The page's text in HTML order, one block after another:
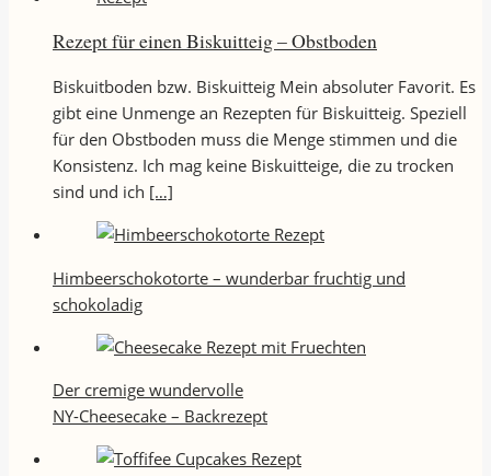
Rezept für einen Biskuitteig – Obstboden
Biskuitboden bzw. Biskuitteig Mein absoluter Favorit. Es
gibt eine Unmenge an Rezepten für Biskuitteig. Speziell
für den Obstboden muss die Menge stimmen und die
Konsistenz. Ich mag keine Biskuitteige, die zu trocken
sind und ich […]
Himbeerschokotorte – wunderbar fruchtig und
schokoladig
Der cremige wundervolle
NY-Cheesecake – Backrezept